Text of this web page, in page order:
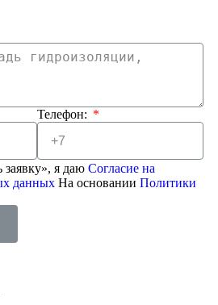
Телефон:
я даю Согласие на
данных На основании Политики